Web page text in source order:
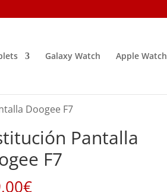
Galaxy Watch Apple Watch
Doogee F7
Pantalla
F7
€